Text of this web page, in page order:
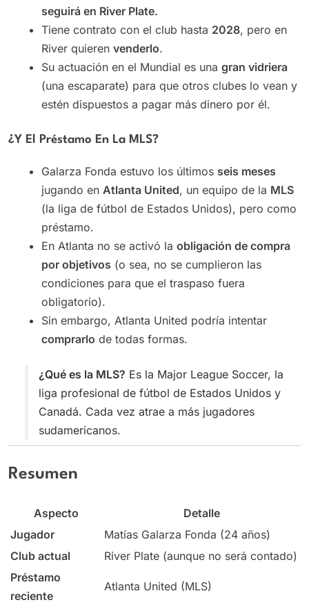
seguirá en River Plate.
Tiene contrato con el club hasta 2028, pero en
River quieren venderlo.
Su actuación en el Mundial es una gran vidriera
(una escaparate) para que otros clubes lo vean y
estén dispuestos a pagar más dinero por él.
¿Y El Préstamo En La MLS?
Galarza Fonda estuvo los últimos seis meses
jugando en Atlanta United, un equipo de la MLS
(la liga de fútbol de Estados Unidos), pero como
préstamo.
En Atlanta no se activó la obligación de compra
por objetivos (o sea, no se cumplieron las
condiciones para que el traspaso fuera
obligatorio).
Sin embargo, Atlanta United podría intentar
comprarlo de todas formas.
¿Qué es la MLS? Es la Major League Soccer, la
liga profesional de fútbol de Estados Unidos y
Canadá. Cada vez atrae a más jugadores
sudamericanos.
Resumen
Aspecto
Detalle
Jugador
Matías Galarza Fonda (24 años)
Club actual
River Plate (aunque no será contado)
Préstamo
reciente
Atlanta United (MLS)